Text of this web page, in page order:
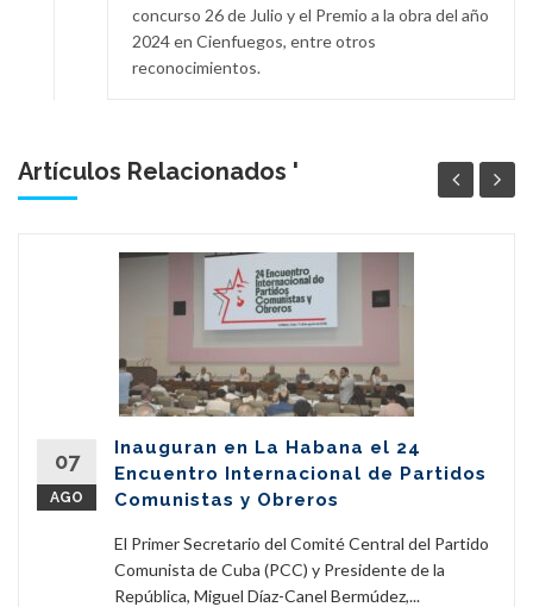
concurso 26 de Julio y el Premio a la obra del año
2024 en Cienfuegos, entre otros
reconocimientos.
Artículos Relacionados '
07
AGO
Inauguran en La Habana el 24
Encuentro Internacional de Partidos
Comunistas y Obreros
El Primer Secretario del Comité Central del Partido
Comunista de Cuba (PCC) y Presidente de la
República, Miguel Díaz-Canel Bermúdez,...